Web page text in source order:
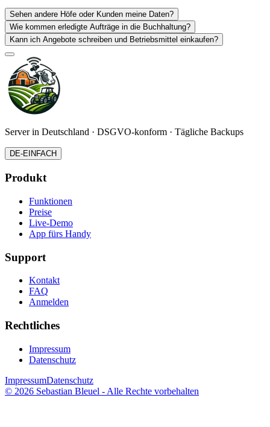
Sehen andere Höfe oder Kunden meine Daten?
Wie kommen erledigte Aufträge in die Buchhaltung?
Kann ich Angebote schreiben und Betriebsmittel einkaufen?
Server in Deutschland · DSGVO-konform · Tägliche Backups
DE-EINFACH
Produkt
Funktionen
Preise
Live-Demo
App fürs Handy
Support
Kontakt
FAQ
Anmelden
Rechtliches
Impressum
Datenschutz
ImpressumDatenschutz
© 2026 Sebastian Bleuel - Alle Rechte vorbehalten